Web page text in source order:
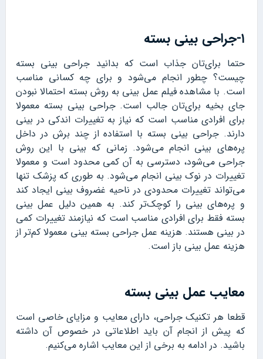
۱-جراحی بینی بسته
حتما برای‌تان جذاب است که بدانید جراحی بینی بسته
چیست؟ چطور انجام می‌شود و برای چه کسانی مناسب
است. با مشاهده فیلم عمل بینی به روش بسته احتمالا نبودن
جای بخیه برای‌تان جالب است. جراحی بینی بسته معمولا
برای افرادی مناسب است که نیاز به تغییرات اندکی در بینی
دارند. جراحی بینی بسته با استفاده از چند برش در داخل
پره‌های بینی انجام می‌شود. زمانی که بینی با این روش
جراحی می‌شود، دسترسی به آن کمی محدود است و معمولا
تغییرات در نوک بینی انجام می‌شود. به طوری که پزشک تنها
می‌تواند تغییرات محدودی در ناحیه غضروف بینی ایجاد کند
و پره‌های بینی را کوچک‌تر کند. به همین دلیل عمل بینی
بسته فقط برای افرادی مناسب است که نیازمند تغییرات کمی
در بینی هستند. هزینه عمل جراحی بسته بینی معمولا کم‌تر از
هزینه عمل بینی باز است.
معایب عمل بینی بسته
قطعا هر تکنیک جراحی، دارای معایب و مزایای خاصی است
که پیش از انجام آن باید اطلاعاتی در خصوص آن داشته
باشید. در ادامه به برخی از این معایب اشاره می‌کنیم.